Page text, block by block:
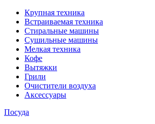
Крупная техника
Встраиваемая техника
Стиральные машины
Сушильные машины
Мелкая техника
Кофе
Вытяжки
Грили
Очистители воздуха
Аксессуары
Посуда